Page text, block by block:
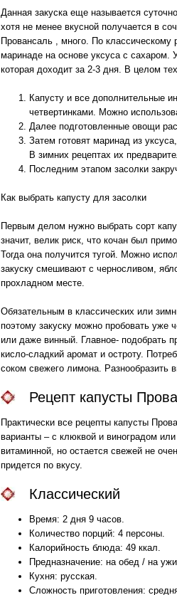
Данная закуска еще называется
хотя не менее вкусной получается в
Провансаль , много. По классическому
маринаде на основе уксуса с сахаром.
которая доходит за 2-3 дня. В целом
Капусту и все дополнительные
четвертинками. Можно
Далее подготовленные овощи
Затем готовят маринад из
В зимних рецептах их
Последним этапом засолки
Как выбрать капусту для засолки
Первым делом нужно выбрать сорт
значит, велик риск, что кочан был
Тогда она получится тугой. Можно
закуску смешивают с черносливом,
прохладном месте.
Обязательным в классических или
поэтому закуску можно пробовать уже
или даже винный. Главное- подобрать
кисло-сладкий аромат и остроту.
соком свежего лимона. Разнообразить
Рецепт капусты
Практически все рецепты капусты
варианты – с клюквой и виноградом
витаминной, но остается свежей не
придется по вкусу.­
Классический
Время: 2 дня 9 часов.
Количество порций: 4 персоны.
Калорийность блюда: 49 ккал.
Предназначение: на обед / на
Кухня: русская.
Сложность приготовления: